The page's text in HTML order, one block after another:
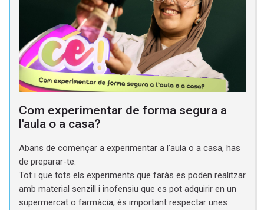
Com experimentar de forma segura a
l'aula o a casa?
Abans de començar a experimentar a l’aula o a casa, has
de preparar-te.
Tot i que tots els experiments que faràs es poden realitzar
amb material senzill i inofensiu que es pot adquirir en un
supermercat o farmàcia, és important respectar unes